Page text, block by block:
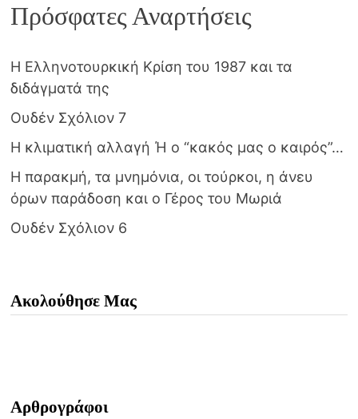
Πρόσφατες Αναρτήσεις
Η Ελληνοτουρκική Κρίση του 1987 και τα
διδάγματά της
Ουδέν Σχόλιον 7
Η κλιματική αλλαγή Ή ο “κακός μας ο καιρός”…
Η παρακμή, τα μνημόνια, οι τούρκοι, η άνευ
όρων παράδοση και ο Γέρος του Μωριά
Ουδέν Σχόλιον 6
Ακολούθησε Μας
Αρθρογράφοι